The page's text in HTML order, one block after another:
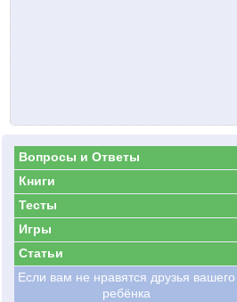
Вопросы и Ответы
Книги
Тесты
Игры
Статьи
Если вам не нравятся друзья вашего
ребёнка